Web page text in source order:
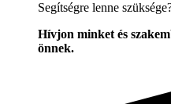
Segítségre lenne
Hívjon minket és
önnek.